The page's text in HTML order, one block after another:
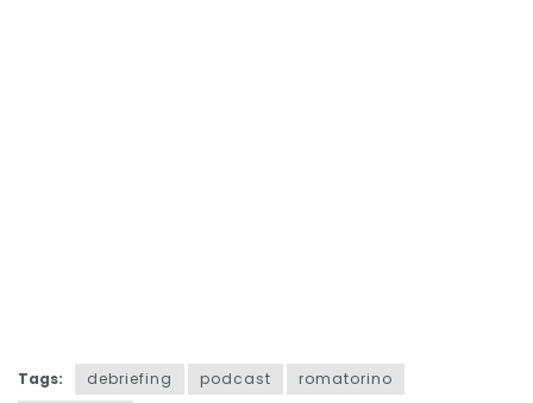
Tags: debriefing podcast
romatorino